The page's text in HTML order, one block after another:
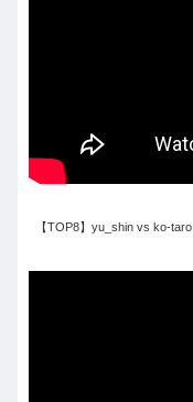
【TOP8】yu_shin vs ko-taro